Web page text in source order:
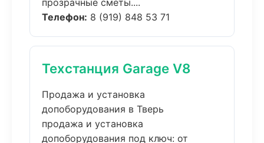
прозрачные сметы....
Телефон: 8 (919) 848 53 71
Техстанция Garage V8
Продажа и установка
допоборудования в Тверь
продажа и установка
допоборудования под ключ: от